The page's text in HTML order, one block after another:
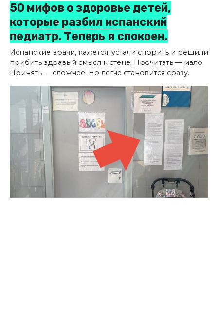
50 мифов о здоровье детей,
которые разбил испанский
педиатр. Теперь я спокоен.
Испанские врачи, кажется, устали спорить и решили
прибить здравый смысл к стене. Прочитать — мало.
Принять — сложнее. Но легче становится сразу.